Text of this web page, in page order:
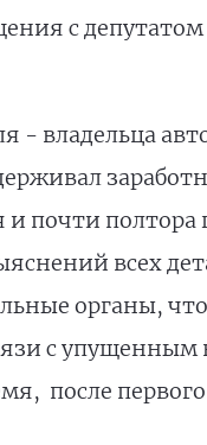
с депутатом
- владельца
почти полтора
всех
органы,
с
после